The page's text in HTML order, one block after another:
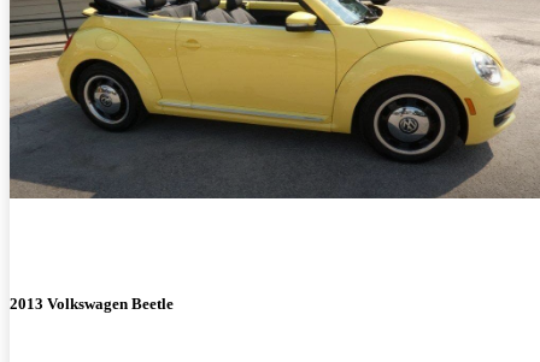
2013 Volkswagen Beetle